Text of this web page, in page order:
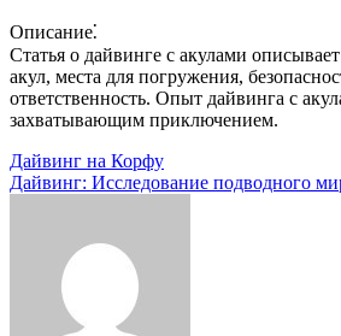
Описание⁚
Статья о дайвинге с акулами
акул, места для погружения,
ответственность. Опыт дайвинга с
захватывающим приключением.
Навигация
по
Дайвинг на Корфу
Дайвинг: Исследование подводного